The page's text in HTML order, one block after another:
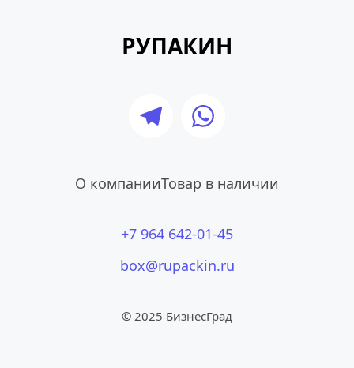
РУПАКИН
О компанииТовар в наличии
+7 964 642-01-45
box@rupackin.ru
© 2025 БизнесГрад